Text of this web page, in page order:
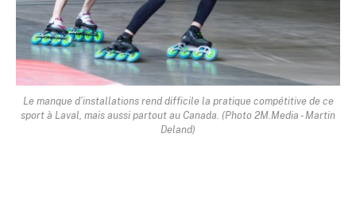
Le manque d’installations rend difficile la pratique compétitive de ce
sport à Laval, mais aussi partout au Canada. (Photo 2M.Media - Martin
Deland)